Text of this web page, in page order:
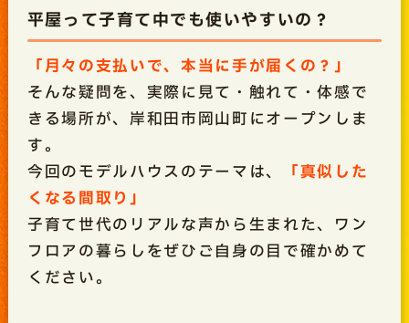
平屋って子育て中でも使いやすいの？
「月々の支払いで、本当に手が届くの？」
そんな疑問を、実際に見て・触れて・体感で
きる場所が、岸和田市岡山町にオープンしま
す。
今回のモデルハウスのテーマは、
「真似した
くなる間取り」
子育て世代のリアルな声から生まれた、ワン
フロアの暮らしをぜひご自身の目で確かめて
ください。